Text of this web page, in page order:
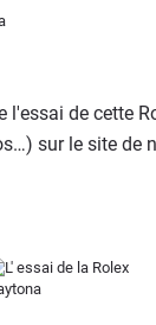
l'essai de cette
sur le site de